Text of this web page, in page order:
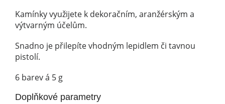
Kamínky využijete k dekoračním, aranžérským a
výtvarným účelům.
Snadno je přilepíte vhodným lepidlem či tavnou
pistolí.
6 barev á 5 g
Doplňkové parametry